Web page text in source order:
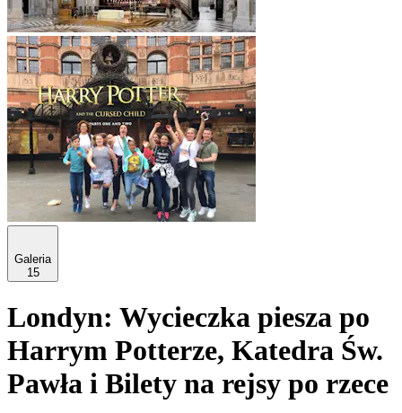
Galeria
15
Londyn: Wycieczka piesza po
Harrym Potterze, Katedra Św.
Pawła i Bilety na rejsy po rzece